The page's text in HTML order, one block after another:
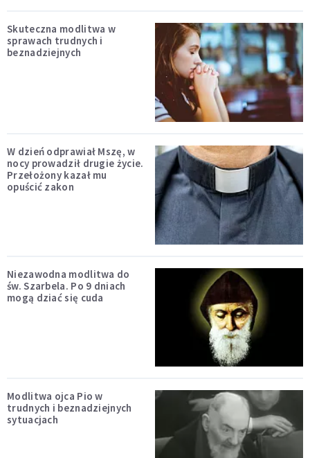
Skuteczna modlitwa w
sprawach trudnych i
beznadziejnych
W dzień odprawiał Mszę, w
nocy prowadził drugie życie.
Przełożony kazał mu
opuścić zakon
Niezawodna modlitwa do
św. Szarbela. Po 9 dniach
mogą dziać się cuda
Modlitwa ojca Pio w
trudnych i beznadziejnych
sytuacjach